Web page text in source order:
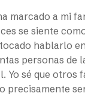
marcado a mi
se siente
hablarlo
personas de
Yo sé que otros
precisamente